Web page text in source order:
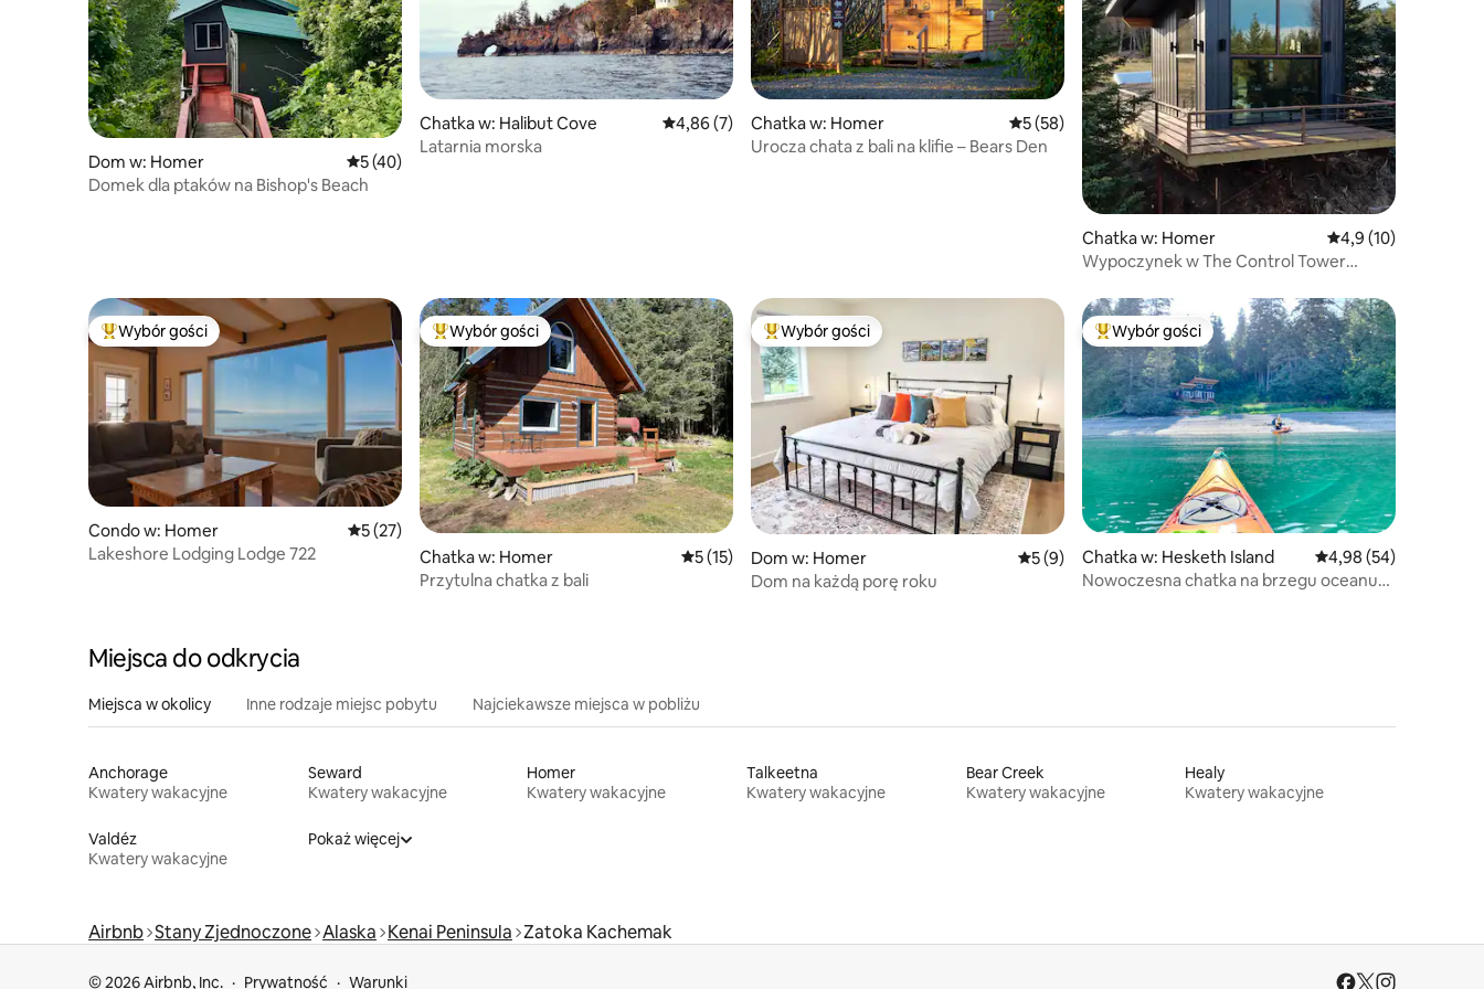
Dom w: Homer Średnia ocena: 5 na 5, liczba recenzji: 40
5 (40)
Domek dla ptaków na Bishop's Beach
Chatka w: Halibut Cove Średnia ocena: 4,86 na 5, liczba recenzji: 7
4,86 (7)
Latarnia morska
Chatka w: Homer Średnia ocena: 5 na 5, liczba recenzji: 58
5 (58)
Urocza chata z bali na klifie – Bears Den
Chatka w: Homer Średnia ocena: 4,9
4,9 (10)
Wypoczynek w The Control Tower
Najpopularniejsze z kategorii Wybór gości
Wybór gości
Condo w: Homer Średnia ocena: 5 na 5, liczba recenzji: 27
5 (27)
Lakeshore Lodging Lodge 722
Najpopularniejsze z kategorii Wybór gości
Wybór gości
Chatka w: Homer Średnia ocena: 5 na 5, liczba recenzji: 15
5 (15)
Przytulna chatka z bali
Najpopularniejsze z kategorii Wybór gości
Wybór gości
Dom w: Homer Średnia ocena: 5 na 5, liczba recenzji: 9
5 (9)
Dom na każdą porę roku
Najpopularniejsze z kategorii Wybór gości
Wybór gości
Chatka w: Hesketh Island Średnia ocena: 4,98
4,98 (54)
Nowoczesna chatka na brzegu oceanu
Miejsca do odkrycia
Miejsca w okolicy Inne rodzaje miejsc pobytu Najciekawsze miejsca w pobliżu
Anchorage
Kwatery wakacyjne
Seward
Kwatery wakacyjne
Homer
Kwatery wakacyjne
Talkeetna
Kwatery wakacyjne
Bear Creek
Kwatery wakacyjne
Healy
Kwatery wakacyjne
Valdéz
Kwatery wakacyjne
Pokaż więcej
Airbnb Stany Zjednoczone Alaska Kenai Peninsula Zatoka Kachemak
© 2026 Airbnb, Inc. Prywatność Warunki